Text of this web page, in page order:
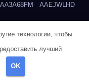
AA3A68FM AAEJWLHD
ADOE3V3Y
технологии, чтобы
лучший
OK